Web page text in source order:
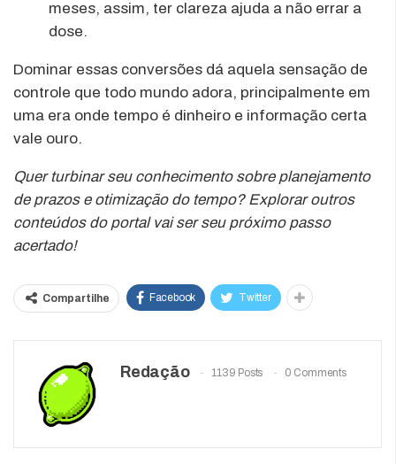
meses, assim, ter clareza ajuda a não errar a
dose.
Dominar essas conversões dá aquela sensação de
controle que todo mundo adora, principalmente em
uma era onde tempo é dinheiro e informação certa
vale ouro.
Quer turbinar seu conhecimento sobre planejamento
de prazos e otimização do tempo? Explorar outros
conteúdos do portal vai ser seu próximo passo
acertado!
Compartilhe Facebook Twitter
Redação 1139 Posts 0 Comments